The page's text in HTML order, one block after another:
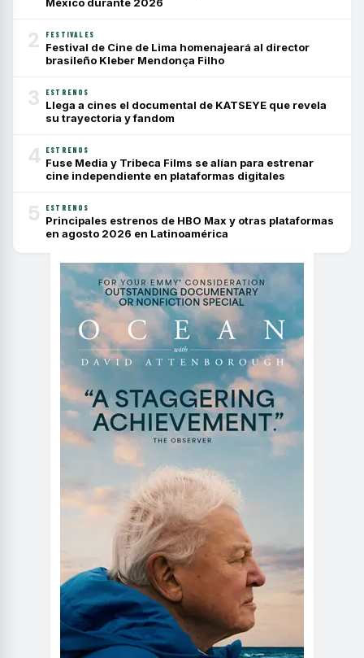
2 FESTIVALES
Festival de Cine de Lima homenajeará al director
brasileño Kleber Mendonça Filho
3 ESTRENOS
Llega a cines el documental de KATSEYE que revela
su trayectoria y fandom
4 ESTRENOS
Fuse Media y Tribeca Films se alían para estrenar
cine independiente en plataformas digitales
5 ESTRENOS
Principales estrenos de HBO Max y otras plataformas
en agosto 2026 en Latinoamérica